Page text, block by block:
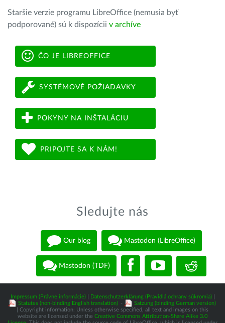
Staršie verzie programu LibreOffice (nemusia byť
podporované) sú k dispozícii v archíve
ČO JE LIBREOFFICE
SYSTÉMOVÉ POŽIADAVKY
POKYNY NA INŠTALÁCIU
PRIPOJTE SA K NÁM!
Sledujte nás
Our blog Mastodon (LibreOffice)
Mastodon (TDF)
Impressum (Právne informácie)| Datenschutzerklärung (Pravidlá ochrany súkromia)|
Statutes (non-binding English translation) -
Satzung (binding German version)
| Copyright information: Unless otherwise specified, all text and images on this
website are licensed under the Creative Commons Attribution-Share Alike 3.0